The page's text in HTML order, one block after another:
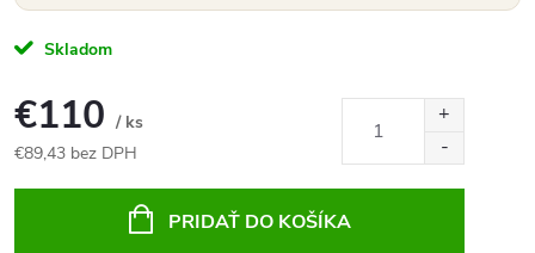
Skladom
€110 / ks
€89,43 bez DPH
PRIDAŤ DO KOŠÍKA